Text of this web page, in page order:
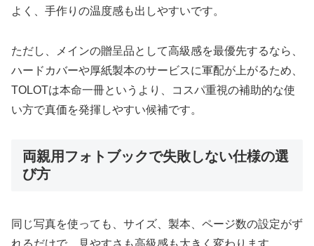
よく、手作りの温度感も出しやすいです。
ただし、メインの贈呈品として高級感を最優先するなら、
ハードカバーや厚紙製本のサービスに軍配が上がるため、
TOLOTは本命一冊というより、コスパ重視の補助的な使
い方で真価を発揮しやすい候補です。
両親用フォトブックで失敗しない仕様の選
び方
同じ写真を使っても、サイズ、製本、ページ数の設定がず
れるだけで、見やすさも高級感も大きく変わります。